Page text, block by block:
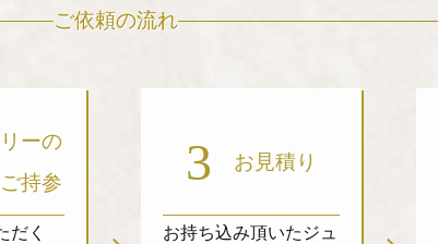
ご依頼の流れ
ーの
持参
だく
3 お見積り
お持ち込み頂いたジュ